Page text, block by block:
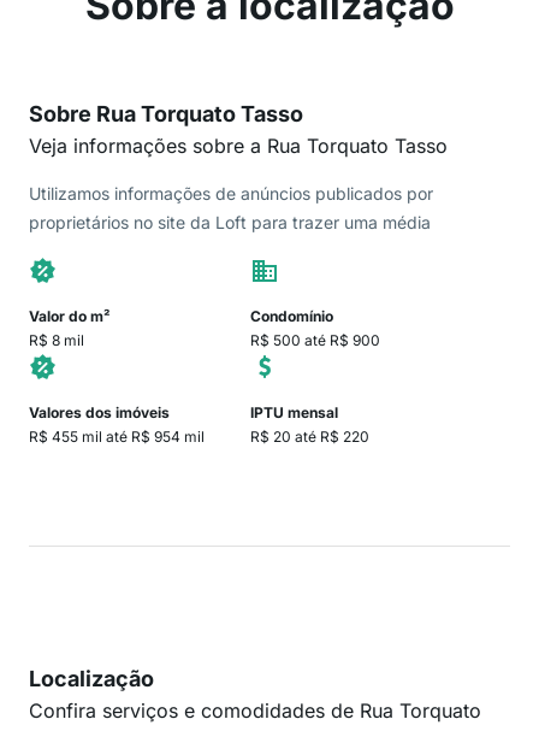
Sobre Rua Torquato Tasso
Veja informações sobre a Rua Torquato Tasso
Utilizamos informações de anúncios publicados por
proprietários no site da Loft para trazer uma média
Valor do m²
R$ 8 mil
Condomínio
R$ 500 até R$ 900
Valores dos imóveis
R$ 455 mil até R$ 954 mil
IPTU mensal
R$ 20 até R$ 220
Localização
Confira serviços e comodidades de Rua Torquato